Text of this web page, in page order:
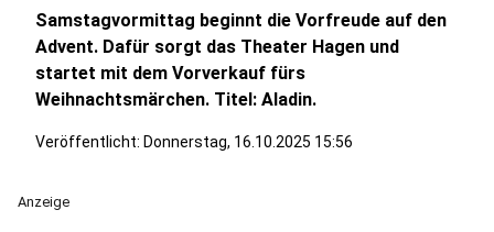
Samstagvormittag beginnt die Vorfreude auf den
Advent. Dafür sorgt das Theater Hagen und
startet mit dem Vorverkauf fürs
Weihnachtsmärchen. Titel: Aladin.
Veröffentlicht: Donnerstag, 16.10.2025 15:56
Anzeige